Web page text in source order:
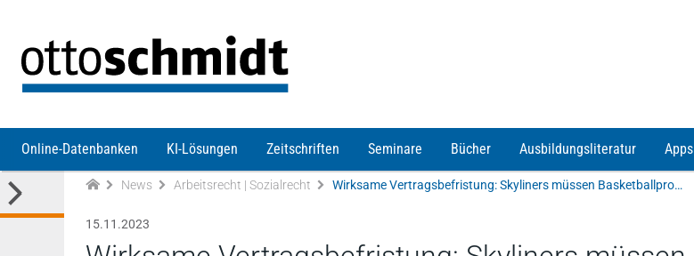
Online-Datenbanken KI-Lösungen Zeitschriften Seminare Bücher Ausbildungsliteratur Apps
News Arbeitsrecht | Sozialrecht Wirksame Vertragsbefristung: Skyliners müssen Basketballprofi nicht freigeben
15.11.2023